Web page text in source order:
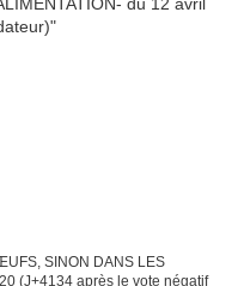
SINON DANS LES
(J+4134 après le vote négatif